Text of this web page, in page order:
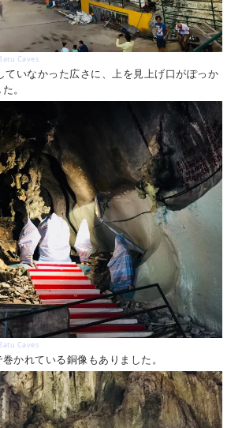
Caves
ていなかった広さに、上を見上げ口がぽっか
。
Caves
かれている銅像もありました。